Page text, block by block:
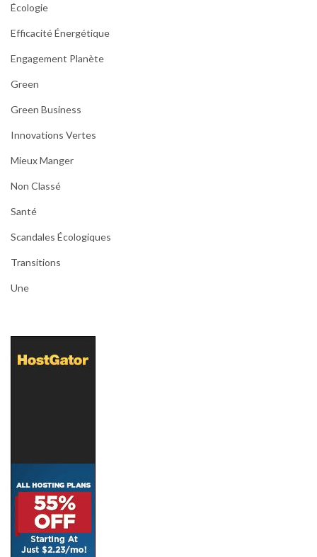
Écologie
Efficacité Énergétique
Engagement Planète
Green
Green Business
Innovations Vertes
Mieux Manger
Non Classé
Santé
Scandales Écologiques
Transitions
Une